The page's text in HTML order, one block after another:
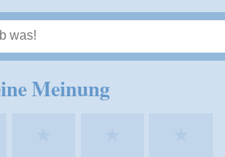
Meinung